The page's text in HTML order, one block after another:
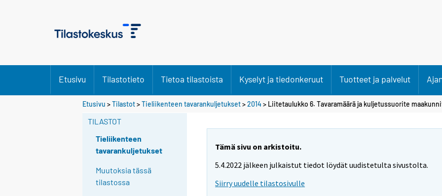
Etusivu Tilastotieto Tietoa tilastoista Kyselyt ja tiedonkeruut Tuotteet ja palvelut
Etusivu >Tilastot>Tieliikenteen tavarankuljetukset>2014> Liitetaulukko 6. Tavaramäärä ja kuljetussuorite
TILASTOT
Tieliikenteen
tavarankuljetukset
Muutoksia tässä
tilastossa
Tämä sivu on arkistoitu.
5.4.2022 jälkeen julkaistut tiedot löydät uudistetulta sivustolta.
Siirry uudelle tilastosivulle